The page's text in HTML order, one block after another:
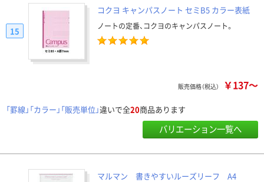
コクヨ キャンパスノート セミB5 カラー表紙
ノートの定番、コクヨのキャンパスノート。
15
販売価格（税込） ￥137～
「罫線」「カラー」「販売単位」違いで全20商品あります
バリエーション一覧へ
マルマン 書きやすいルーズリーフ A4